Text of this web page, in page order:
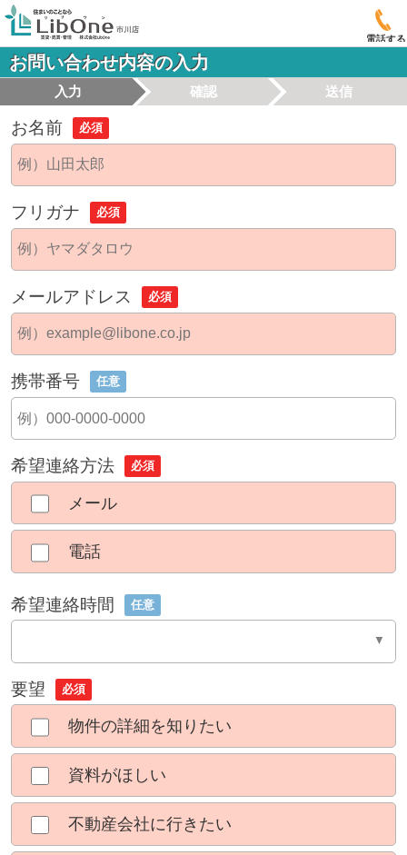
電話する
お問い合わせ内容の入力
入力 確認 送信
お名前 必須
フリガナ 必須
メールアドレス 必須
携帯番号 任意
希望連絡方法 必須
メール
電話
希望連絡時間 任意
要望 必須
物件の詳細を知りたい
資料がほしい
不動産会社に行きたい